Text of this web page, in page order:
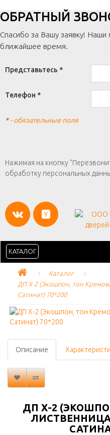
ОБРАТНЫЙ
Спасибо за Вашу заявку!
ближайшее время.
Представьтесь *
Телефон *
*- обязательные поля
Нажимая на кнопку
обработку персональных
КАТАЛОГ
Каталог
ДП Х-2 (Экошпон, тон
Сатинат) 70*200
Описание
ДП Х-2